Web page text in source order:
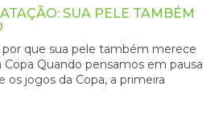
SUA PELE TAMBÉM
por que sua pele também merece
Quando pensamos em pausa
os jogos da Copa, a primeira